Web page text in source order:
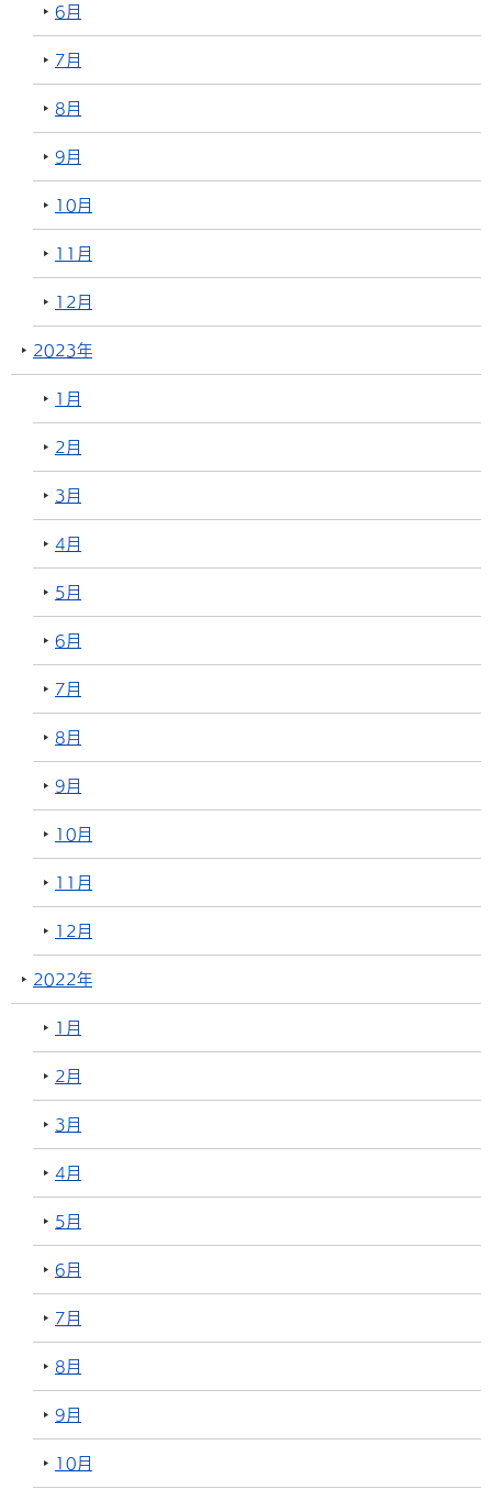
6月
7月
8月
9月
10月
11月
12月
2023年
1月
2月
3月
4月
5月
6月
7月
8月
9月
10月
11月
12月
2022年
1月
2月
3月
4月
5月
6月
7月
8月
9月
10月